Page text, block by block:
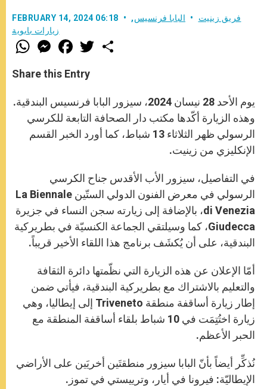
FEBRUARY 14, 2024 06:18 فريق زينيت البابا فرنسيس,
زيارات بابوية
W
h
t
s
p
p
M
e
s
e
e
r
F
a
e
b
o
k
w
r
Share this Entry
يوم الأحد 28 نيسان 2024، سيزور البابا فرنسيس البندقية.
وهذه الزيارة أكّدها مكتب دار الصحافة التابعة للكرسي
الرسولي ظهر الثلاثاء 13 شباط، كما أورد الخبر القسم
الإنكليزي من زينيت.
في التفاصيل، سيزور الأب الأقدس جناح الكرسي
الرسولي في معرض الفنون الدولي الستّين La Biennale
di Venezia، بالإضافة إلى زيارته سجن النساء في جزيرة
Giudecca، كما وسيلتقي الجماعة الكنسيّة في بطريركية
البندقية، على أن يُكشَف برنامج هذا اللقاء الأخير قريباً.
أمّا الإعلان عن هذه الزيارة التي نظّمتها دائرة الثقافة
والتعليم بالاشتراك مع بطريركية البندقية، فيأتي ضمن
إطار زيارة أساقفة منطقة Triveneto إلى إيطاليا، وهي
زيارة اختُتِمَت في 10 شباط بلقاء أساقفة المنطقة مع
الحبر الأعظم.
نُذكِّر أيضاً بأنّ البابا سيزور منطقتَين أخريَين على الأراضي
الإيطاليّة: فيرونا في أيار، وترييستي في تموز.